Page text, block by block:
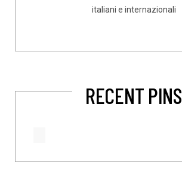
italiani e internazionali
RECENT PINS